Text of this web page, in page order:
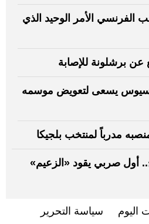
الفرنسي الأمر الوحيد الذي
عن برشلونة للإصابة
2026.. فينيسيوس يسعى لتعويض موسمه
مدرباً لمنتخب بلجيكا
أول صربي يقود «الزعيم»
اليوم سياسة التحرير